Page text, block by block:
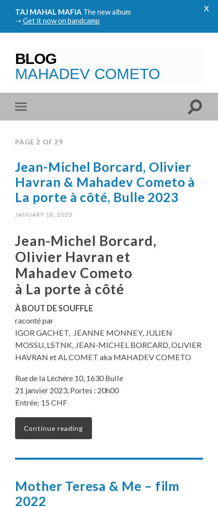
TAJ MAHAL MAFIA The new album
➝Get it now on bandcamp
x
BLOG
MAHADEV COMETO
PAGE 2 OF 29
Jean-Michel Borcard, Olivier
Havran & Mahadev Cometo à
La porte à côté, Bulle 2023
JANUARY 18, 2023
Jean-Michel Borcard,
Olivier Havran et
Mahadev Cometo
à La porte à côté
À BOUT DE SOUFFLE
raconté par
IGOR GACHET, JEANNE MONNEY, JULIEN
MOSSU, LSTNK, JEAN-MICHEL BORCARD, OLIVIER
HAVRAN et AL COMET aka MAHADEV COMETO
Rue de la Léchère 10, 1630 Bulle
21 janvier 2023, Portes : 20h00
Entrée: 15 CHF
Continue reading
Mother Teresa & Me – film
2022